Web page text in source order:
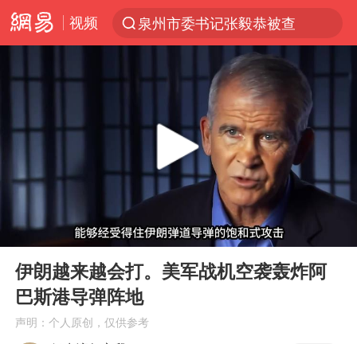
视频
泉州市委书记张毅恭被查
台风白海豚已进入24小时警戒线
中巨芯：上半年归母净利润1405.77万元
名创优品回应女子吐槽内裤质量差
出口禁令驱动有色板块大涨
Play
00:00
伊朗越来越会打。美军战机空袭轰炸阿
巴斯港导弹阵地
声明：个人原创，仅供参考